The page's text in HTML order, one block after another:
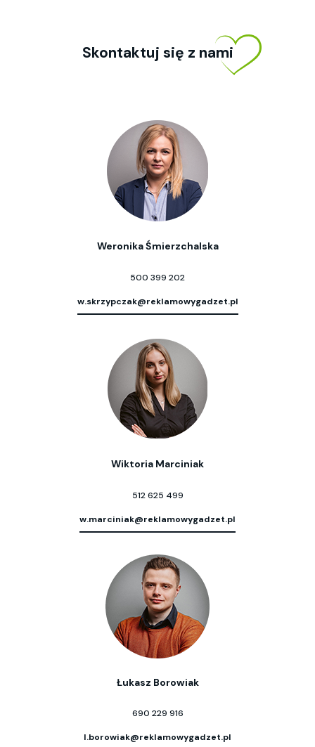
Skontaktuj się z nami
Weronika Śmierzchalska
500 399 202
w.skrzypczak@reklamowygadzet.pl
Wiktoria Marciniak
512 625 499
w.marciniak@reklamowygadzet.pl
Łukasz Borowiak
690 229 916
l.borowiak@reklamowygadzet.pl